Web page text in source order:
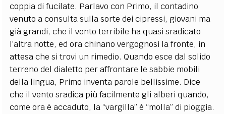
coppia di fucilate. Parlavo con Primo, il contadino
venuto a consulta sulla sorte dei cipressi, giovani ma
già grandi, che il vento terribile ha quasi sradicato
l’altra notte, ed ora chinano vergognosi la fronte, in
attesa che si trovi un rimedio. Quando esce dal solido
terreno del dialetto per affrontare le sabbie mobili
della lingua, Primo inventa parole bellissime. Dice
che il vento sradica più facilmente gli alberi quando,
come ora è accaduto, la “vargilla” è “molla” di pioggia.